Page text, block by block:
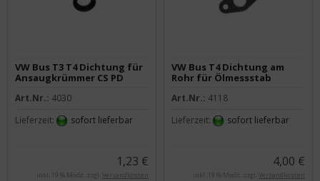
VW Bus T3 T4 Dichtung für
Ansaugkrümmer CS PD
Art.Nr.: 4030
Lieferzeit:
sofort lieferbar
1,23 €
inkl. 19 % MwSt. zzgl. Versandkosten
VW Bus T4 Dichtung am
Rohr für Ölmessstab
Art.Nr.: 4118
Lieferzeit:
sofort lieferbar
4,00 €
inkl. 19 % MwSt. zzgl. Versandkosten